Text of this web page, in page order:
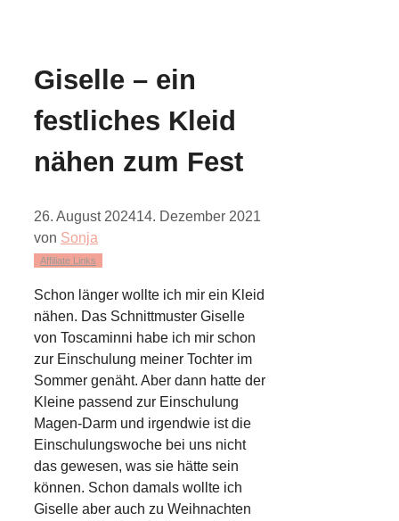
Giselle – ein
festliches Kleid
nähen zum Fest
26. August 202414. Dezember 2021
von Sonja
Affiliate Links
Schon länger wollte ich mir ein Kleid
nähen. Das Schnittmuster Giselle
von Toscaminni habe ich mir schon
zur Einschulung meiner Tochter im
Sommer genäht. Aber dann hatte der
Kleine passend zur Einschulung
Magen-Darm und irgendwie ist die
Einschulungswoche bei uns nicht
das gewesen, was sie hätte sein
können. Schon damals wollte ich
Giselle aber auch zu Weihnachten